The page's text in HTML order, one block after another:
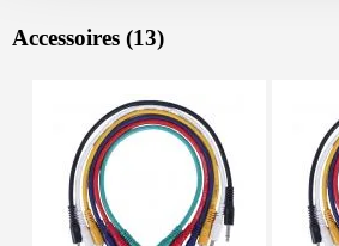
Accessoires (13)